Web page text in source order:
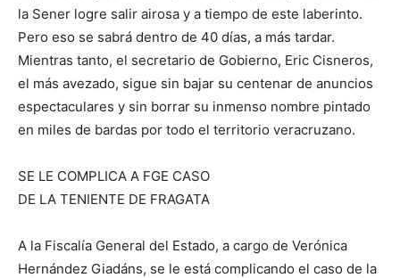
la Sener logre salir airosa y a tiempo de este laberinto.
Pero eso se sabrá dentro de 40 días, a más tardar.
Mientras tanto, el secretario de Gobierno, Eric Cisneros,
el más avezado, sigue sin bajar su centenar de anuncios
espectaculares y sin borrar su inmenso nombre pintado
en miles de bardas por todo el territorio veracruzano.
SE LE COMPLICA A FGE CASO
DE LA TENIENTE DE FRAGATA
A la Fiscalía General del Estado, a cargo de Verónica
Hernández Giadáns, se le está complicando el caso de la